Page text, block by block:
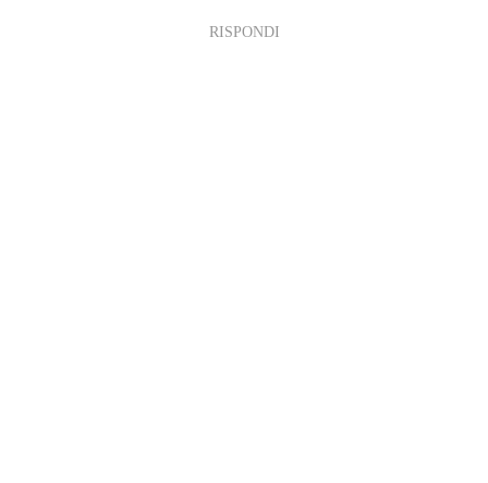
RISPONDI